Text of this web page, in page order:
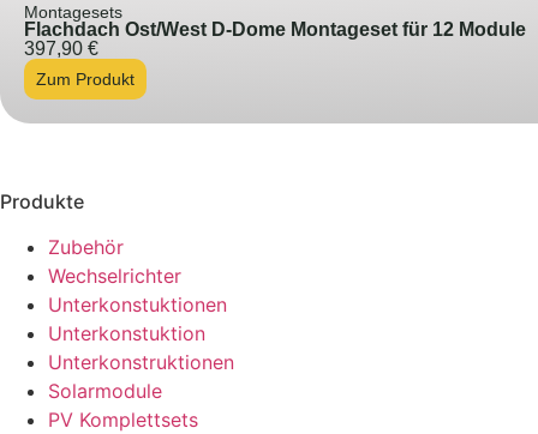
Montagesets
Flachdach Ost/West D-Dome Montageset für 12 Module
397,90 €
Zum Produkt
Produkte
Zubehör
Wechselrichter
Unterkonstuktionen
Unterkonstuktion
Unterkonstruktionen
Solarmodule
PV Komplettsets